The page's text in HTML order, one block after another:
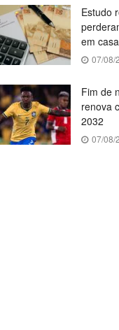
Estudo
em
07/08/
Fim de
renova
2032
07/08/